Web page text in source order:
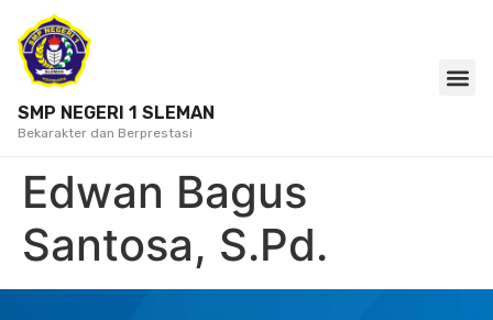
SMP NEGERI 1 SLEMAN
Bekarakter dan Berprestasi
Edwan Bagus
Santosa, S.Pd.